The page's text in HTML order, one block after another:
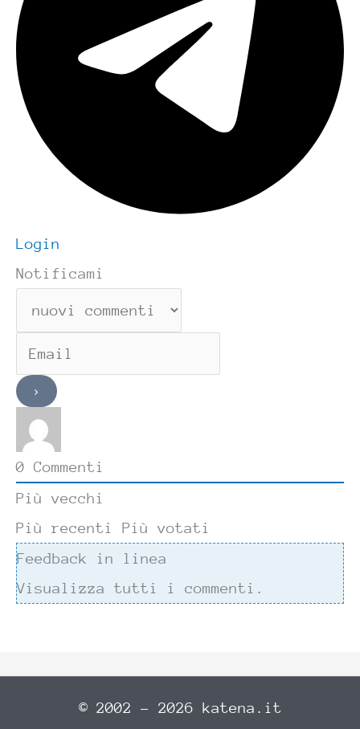
Login
Notificami
0 Commenti
Più vecchi
Più recenti
Più votati
Feedback in linea
Visualizza tutti i commenti.
© 2002 - 2026 katena.it